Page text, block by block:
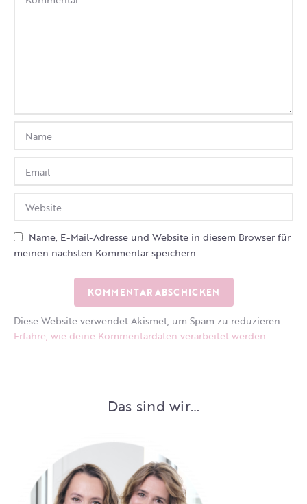
Name, E-Mail-Adresse und Website in diesem Browser für
meinen nächsten Kommentar speichern.
Diese Website verwendet Akismet, um Spam zu reduzieren.
Erfahre, wie deine Kommentardaten verarbeitet werden.
Das sind wir…